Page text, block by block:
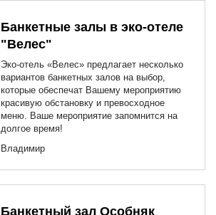
Банкетные залы в эко-отеле
"Велес"
Эко-отель «Велес» предлагает несколько
вариантов банкетных залов на выбор,
которые обеспечат Вашему мероприятию
красивую обстановку и превосходное
меню. Ваше мероприятие запомнится на
долгое время!
Владимир
Банкетный зал Особняк